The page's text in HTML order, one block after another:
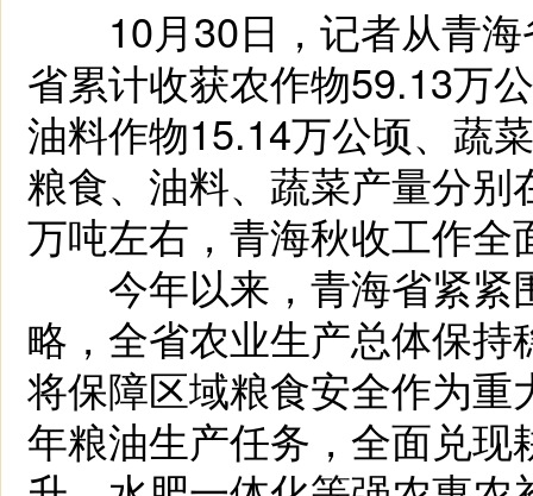
10月30日，记者从青海
省累计收获农作物59.13万
油料作物15.14万公顷、蔬
粮食、油料、蔬菜产量分
万吨左右，青海秋收工作全
今年以来，青海省紧紧
略，全省农业生产总体保
将保障区域粮食安全作为
年粮油生产任务，全面兑